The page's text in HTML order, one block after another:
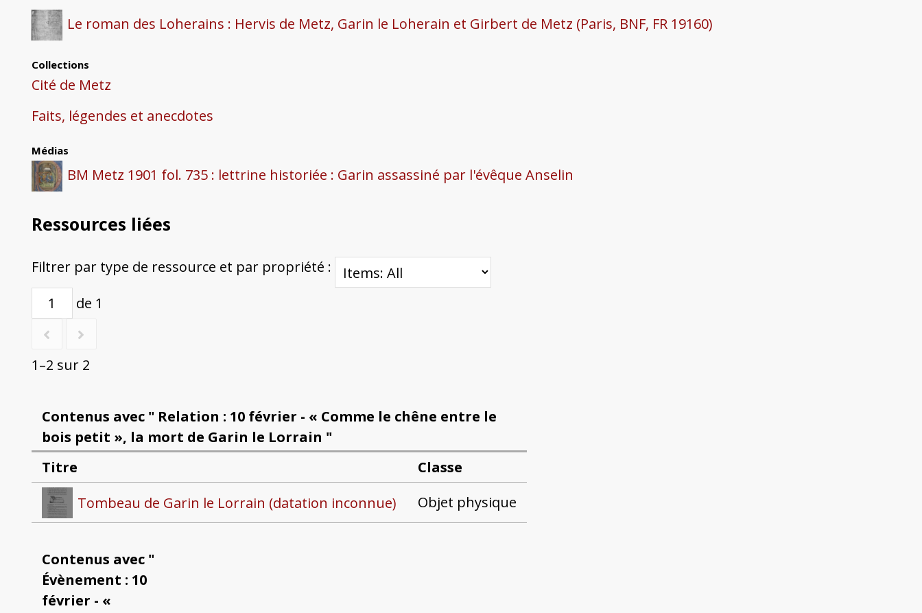
Le roman des Loherains : Hervis de Metz, Garin le Loherain et Girbert de Metz (Paris, BNF, FR 19160)
Collections
Cité de Metz
Faits, légendes et anecdotes
Médias
BM Metz 1901 fol. 735 : lettrine historiée : Garin assassiné par l'évêque Anselin
Ressources liées
Filtrer par type de ressource et par propriété :
de 1
1–2 sur 2
Contenus avec " Relation : 10 février - « Comme le chêne entre le
bois petit », la mort de Garin le Lorrain "
Titre
Classe
Tombeau de Garin le Lorrain (datation inconnue)
Objet physique
Contenus avec "
Évènement : 10
février - «